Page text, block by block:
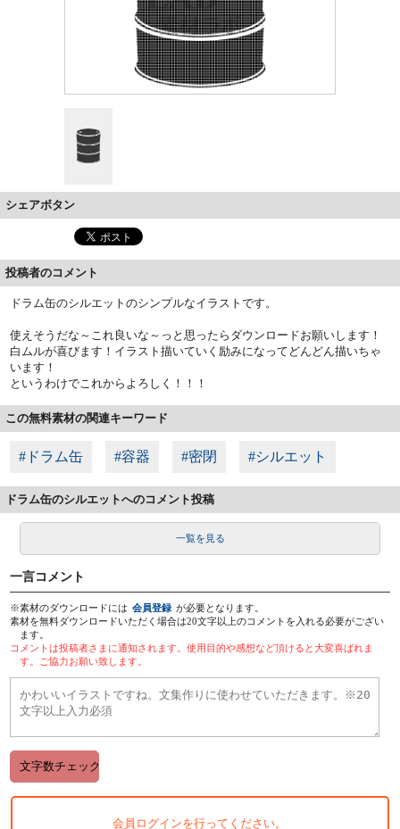
シェアボタン
投稿者のコメント
ドラム缶のシルエットのシンプルなイラストです。
使えそうだな～これ良いな～っと思ったらダウンロードお願いします！
白ムルが喜びます！イラスト描いていく励みになってどんどん描いちゃ
います！
というわけでこれからよろしく！！！
この無料素材の関連キーワード
#ドラム缶 #容器 #密閉 #シルエット
ドラム缶のシルエットへのコメント投稿
一覧を見る
一言コメント
※素材のダウンロードには 会員登録 が必要となります。
素材を無料ダウンロードいただく場合は20文字以上のコメントを入れる必要がござい
ます。
コメントは投稿者さまに通知されます。使用目的や感想など頂けると大変喜ばれま
す。ご協力お願い致します。
会員ログインを行ってください。